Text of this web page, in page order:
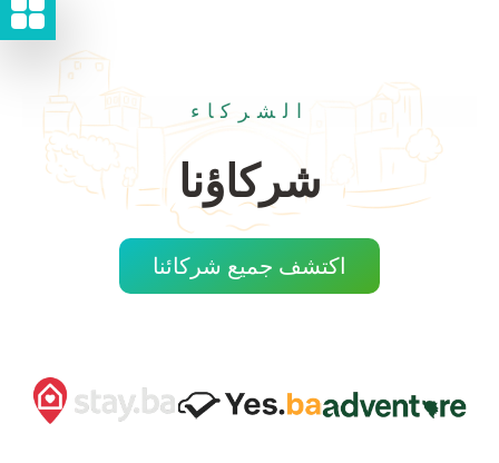
الشركاء
شركاؤنا
اكتشف جميع شركائنا